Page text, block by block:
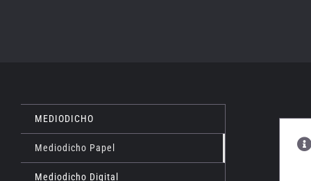
MEDIODICHO
Mediodicho Papel
Mediodicho Digital